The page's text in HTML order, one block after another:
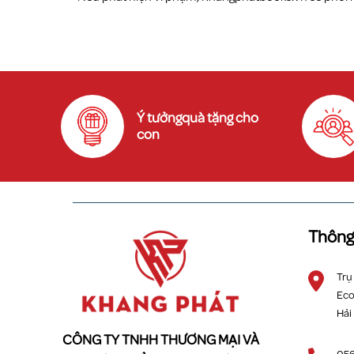
Ý tưởngquà tặng cho
con
CÔNG TY TNHH THƯƠNG MẠI VÀ